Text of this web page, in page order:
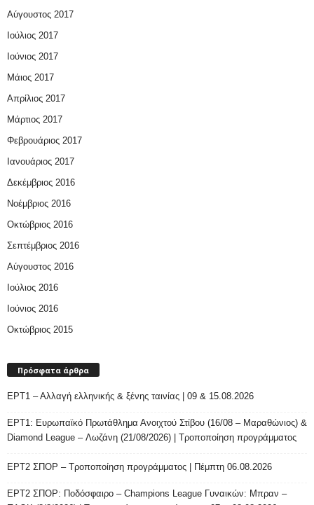
Αύγουστος 2017
Ιούλιος 2017
Ιούνιος 2017
Μάιος 2017
Απρίλιος 2017
Μάρτιος 2017
Φεβρουάριος 2017
Ιανουάριος 2017
Δεκέμβριος 2016
Νοέμβριος 2016
Οκτώβριος 2016
Σεπτέμβριος 2016
Αύγουστος 2016
Ιούλιος 2016
Ιούνιος 2016
Οκτώβριος 2015
Πρόσφατα άρθρα
ΕΡΤ1 – Αλλαγή ελληνικής & ξένης ταινίας | 09 & 15.08.2026
ΕΡΤ1: Ευρωπαϊκό Πρωτάθλημα Ανοιχτού Στίβου (16/08 – Μαραθώνιος) &
Diamond League – Λωζάνη (21/08/2026) | Τροποποίηση προγράμματος
ΕΡΤ2 ΣΠΟΡ – Τροποποίηση προγράμματος | Πέμπτη 06.08.2026
ΕΡΤ2 ΣΠΟΡ: Ποδόσφαιρο – Champions League Γυναικών: Μπραν –